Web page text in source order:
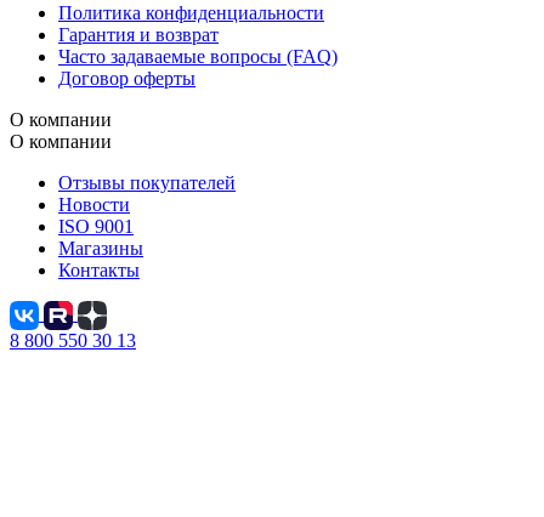
Политика конфиденциальности
Гарантия и возврат
Часто задаваемые вопросы (FAQ)
Договор оферты
О компании
О компании
Отзывы покупателей
Новости
ISO 9001
Магазины
Контакты
8 800 550 30 13